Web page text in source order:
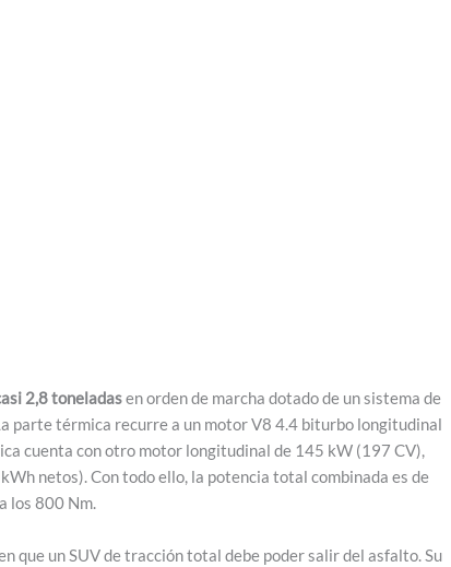
2,8 toneladasen orden de marcha dotado de un sistema de
parte térmica recurre a un motor V8 4.4 biturbo longitudinal
cuenta con otro motor longitudinal de 145 kW (197 CV),
netos). Con todo ello, la potencia total combinada es de
los 800 Nm.
que un SUV de tracción total debe poder salir del asfalto. Su